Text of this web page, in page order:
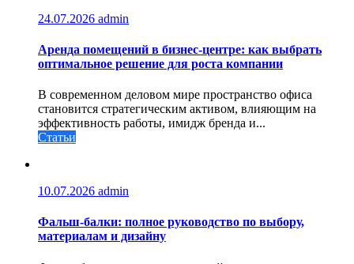
24.07.2026 admin
Аренда помещений в бизнес‑центре: как выбрать
оптимальное решение для роста компании
В современном деловом мире пространство офиса
становится стратегическим активом, влияющим на
эффективность работы, имидж бренда и...
Статьи
10.07.2026 admin
Фальш-балки: полное руководство по выбору,
материалам и дизайну